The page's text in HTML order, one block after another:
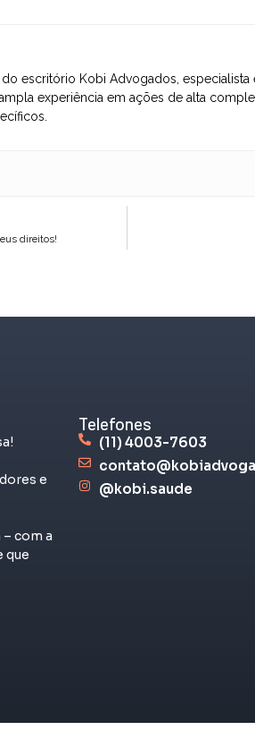
escritório Kobi Advogados, especialista
experiência em ações de alta
direitos!
e
com a
que
Telefones
(11) 4003-7603
@kobi.saude